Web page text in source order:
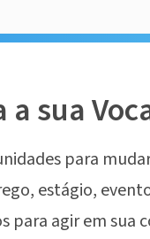
a sua
para
estágio,
para agir em sua